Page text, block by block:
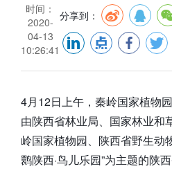
时间：
2020-
04-13
10:26:41
分享到：
4月12日上午，秦岭国家植物
由陕西省林业局、国家林业和
岭国家植物园、陕西省野生动
鹮陕西·鸟儿乐园”为主题的陕